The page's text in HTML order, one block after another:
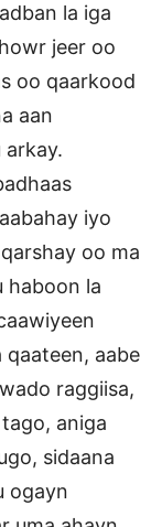
la iga
jeer oo
oo qaarkood
aan
arkay.
iyo
oo ma
haboon la
aabe
raggiisa,
aniga
sidaana
ogayn